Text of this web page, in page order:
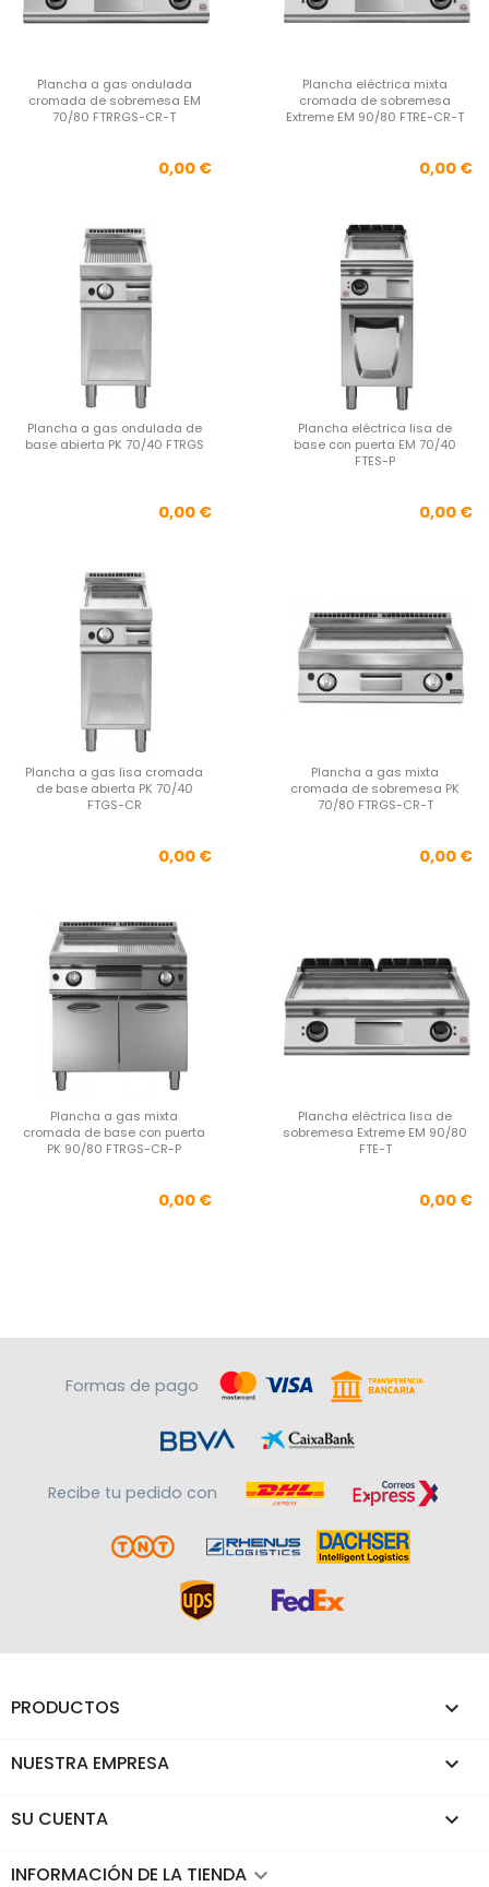
Plancha a gas ondulada
cromada de sobremesa EM
70/80 FTRRGS-CR-T
Precio
0,00 €
Plancha eléctrica mixta
cromada de sobremesa
Extreme EM 90/80 FTRE-CR-T
0,00 €
Plancha a gas ondulada de
base abierta PK 70/40 FTRGS
Precio
0,00 €
Plancha eléctrica lisa de
base con puerta EM 70/40
FTES-P
0,00 €
Plancha a gas lisa cromada
de base abierta PK 70/40
FTGS-CR
Precio
0,00 €
Plancha a gas mixta
cromada de sobremesa PK
70/80 FTRGS-CR-T
0,00 €
Plancha a gas mixta
cromada de base con puerta
PK 90/80 FTRGS-CR-P
Precio
0,00 €
Plancha eléctrica lisa de
sobremesa Extreme EM 90/80
FTE-T
0,00 €
Formas de pago
Recibe tu pedido con
PRODUCTOS 
NUESTRA EMPRESA 
SU CUENTA 
INFORMACIÓN DE LA TIENDA keyboard_arrow_down